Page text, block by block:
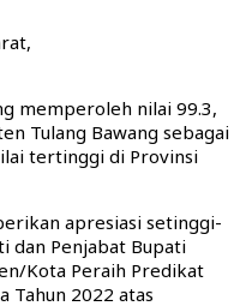
memperoleh nilai 99.3,
Tulang Bawang sebagai
tertinggi di Provinsi
apresiasi setinggi-
dan Penjabat Bupati
Kota Peraih Predikat
Tahun 2022 atas